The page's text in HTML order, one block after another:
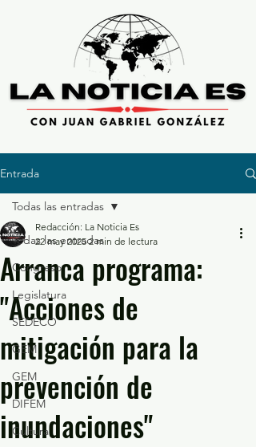
Entrada
Todas las entradas
Congreso
Legislatura
SEDECO
GEM
GEM
DIFEM
Cultura
Todas las entradas
Arranca programa:
"Acciones de
mitigación para la
prevención de
inundaciones"
Redacción: La Noticia Es
22 may 2025 2 min de lectura